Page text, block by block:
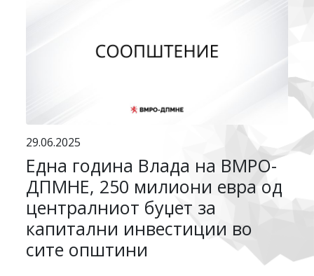
29.06.2025
Една година Влада на ВМРО-
ДПМНЕ, 250 милиони евра од
централниот буџет за
капитални инвестиции во
сите општини